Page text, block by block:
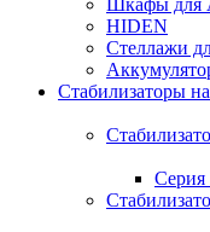
Шкафы
HIDEN
Стеллажи
Стабилизаторы
Серия